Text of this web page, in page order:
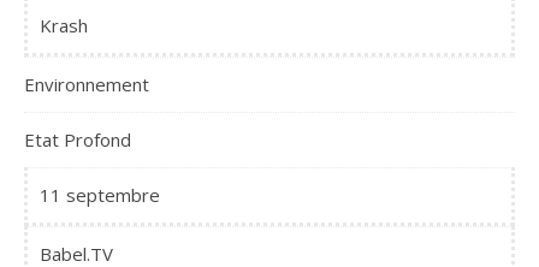
Krash
Environnement
Etat Profond
11 septembre
Babel.TV